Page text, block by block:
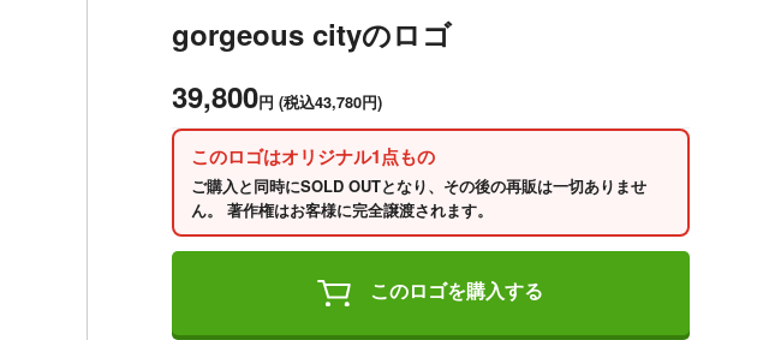
gorgeous cityのロゴ
39,800円 (税込43,780円)
このロゴはオリジナル1点もの
ご購入と同時にSOLD OUTとなり、その後の再販は一切ありませ
ん。 著作権はお客様に完全譲渡されます。
このロゴを購入する